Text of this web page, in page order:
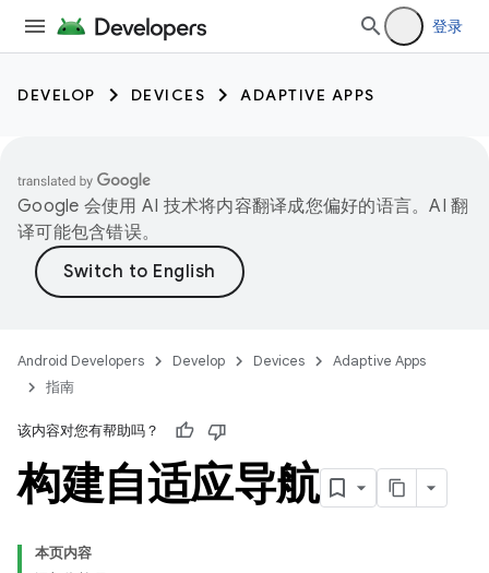
登录
DEVELOP DEVICES ADAPTIVE APPS
Google 会使用 AI 技术将内容翻译成您偏好的语言。AI 翻
译可能包含错误。
Android Developers Develop Devices
Adaptive Apps
指南
该内容对您有帮助吗？
构建自适应导航
本页内容